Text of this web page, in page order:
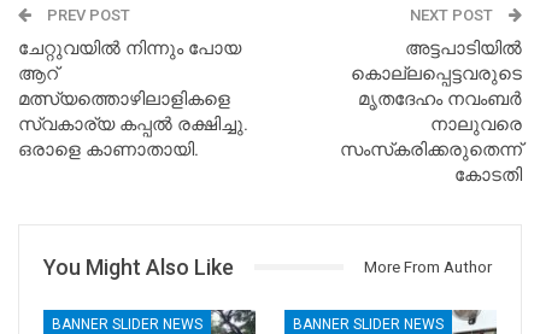
PREV POST
ചേറ്റുവയില്‍ നിന്നും പോയ
ആറ്
മത്സ്യത്തൊഴിലാളികളെ
സ്വകാര്യ കപ്പൽ രക്ഷിച്ചു.
ഒരാളെ കാണാതായി.
NEXT POST
അട്ടപാടിയില്‍
കൊല്ലപ്പെട്ടവരുടെ
മൃതദേഹം നവംബര്‍
നാലുവരെ
സംസ്‌കരിക്കരുതെന്ന്
കോടതി
You Might Also Like More From Author
BANNER SLIDER NEWS BANNER SLIDER NEWS